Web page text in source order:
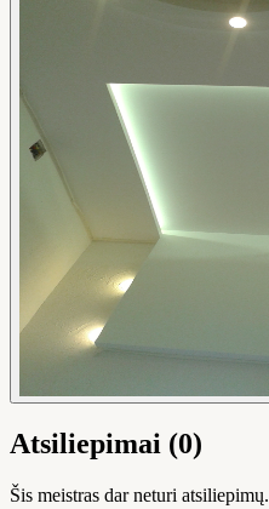
Atsiliepimai (0)
Šis meistras dar neturi atsiliepimų.